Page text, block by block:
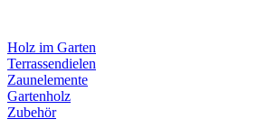
Holz im Garten
Terrassendielen
Zaunelemente
Gartenholz
Zubehör